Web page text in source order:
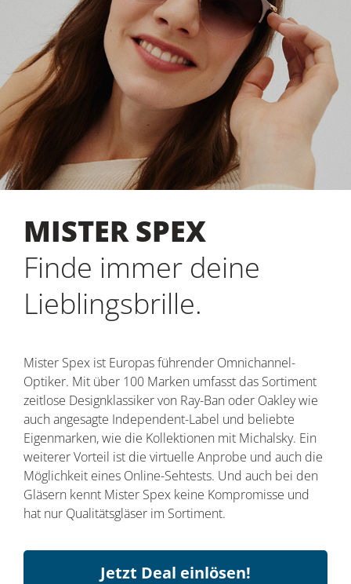
MISTER SPEX
Finde immer deine
Lieblingsbrille.
Mister Spex ist Europas führender Omnichannel-
Optiker. Mit über 100 Marken umfasst das Sortiment
zeitlose Designklassiker von Ray-Ban oder Oakley wie
auch angesagte Independent-Label und beliebte
Eigenmarken, wie die Kollektionen mit Michalsky. Ein
weiterer Vorteil ist die virtuelle Anprobe und auch die
Möglichkeit eines Online-Sehtests. Und auch bei den
Gläsern kennt Mister Spex keine Kompromisse und
hat nur Qualitätsgläser im Sortiment.
Jetzt Deal einlösen!